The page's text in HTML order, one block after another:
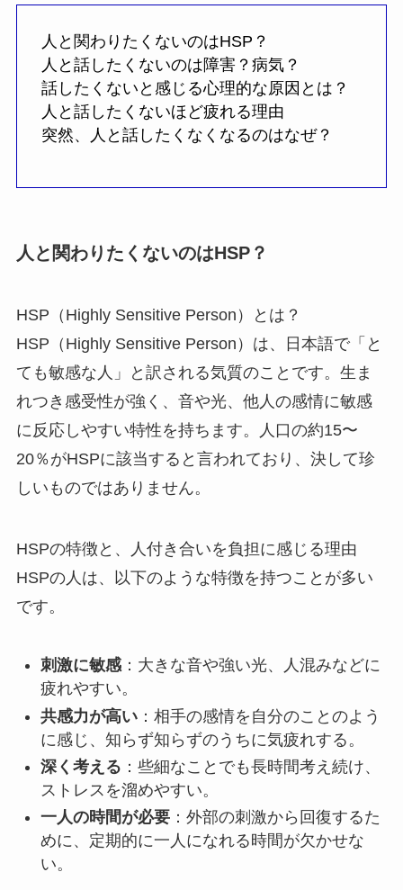
人と関わりたくないのはHSP？
人と話したくないのは障害？病気？
話したくないと感じる心理的な原因とは？
人と話したくないほど疲れる理由
突然、人と話したくなくなるのはなぜ？
人と関わりたくないのはHSP？
HSP（Highly Sensitive Person）とは？
HSP（Highly Sensitive Person）は、日本語で「と
ても敏感な人」と訳される気質のことです。生ま
れつき感受性が強く、音や光、他人の感情に敏感
に反応しやすい特性を持ちます。人口の約15〜
20％がHSPに該当すると言われており、決して珍
しいものではありません。
HSPの特徴と、人付き合いを負担に感じる理由
HSPの人は、以下のような特徴を持つことが多い
です。
刺激に敏感：大きな音や強い光、人混みなどに
疲れやすい。
共感力が高い：相手の感情を自分のことのよう
に感じ、知らず知らずのうちに気疲れする。
深く考える ：些細なことでも長時間考え続け、
ストレスを溜めやすい。
一人の時間が必要：外部の刺激から回復するた
めに、定期的に一人になれる時間が欠かせな
い。